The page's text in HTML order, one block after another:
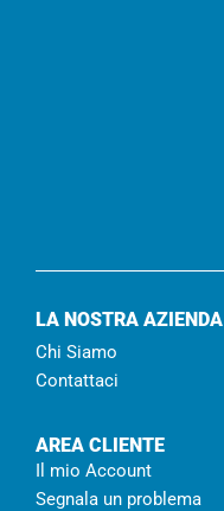
LA NOSTRA AZIENDA
Chi Siamo
Contattaci
AREA CLIENTE
Il mio Account
Segnala un problema